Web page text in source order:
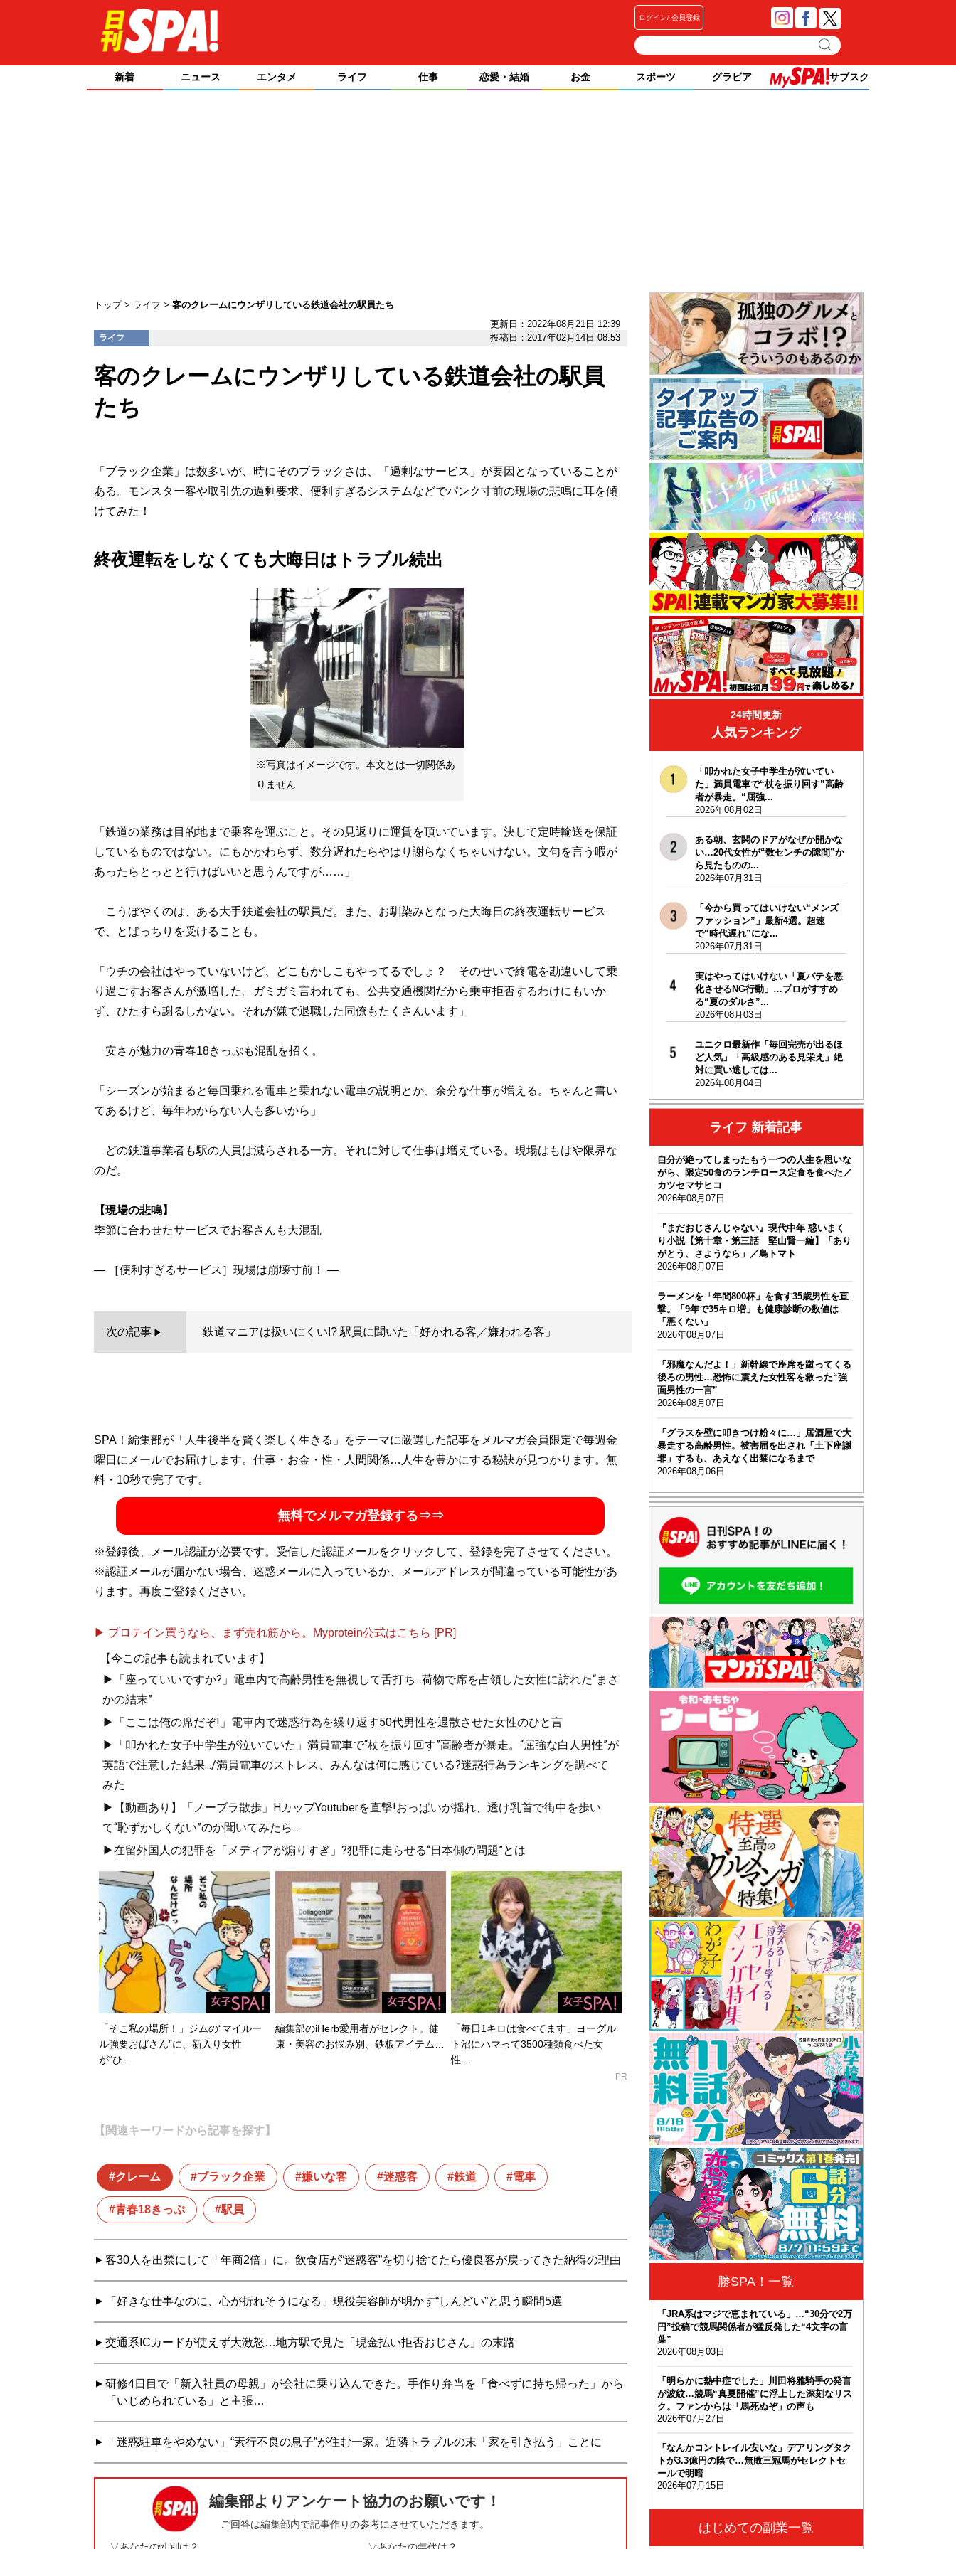
ログイン 会員登録
新着 ニュース エンタメ ライフ 仕事 恋愛・結婚 お金 スポーツ グラビア サブスク
トップ ライフ
客のクレームにウンザリしている鉄道会社の駅員たち
更新日：2022年08月21日 12:39
ライフ 投稿日：2017年02月14日 08:53
客のクレームにウンザリしている鉄道会社の駅員
たち
「ブラック企業」は数多いが、時にそのブラックさは、「過剰なサービス」が要因となっていることが
ある。モンスター客や取引先の過剰要求、便利すぎるシステムなどでパンク寸前の現場の悲鳴に耳を傾
けてみた！
終夜運転をしなくても大晦日はトラブル続出
※写真はイメージです。本文とは一切関係あ
りません
「鉄道の業務は目的地まで乗客を運ぶこと。その見返りに運賃を頂いています。決して定時輸送を保証
しているものではない。にもかかわらず、数分遅れたらやはり謝らなくちゃいけない。文句を言う暇が
あったらとっとと行けばいいと思うんですが……」
こうぼやくのは、ある大手鉄道会社の駅員だ。また、お馴染みとなった大晦日の終夜運転サービス
で、とばっちりを受けることも。
「ウチの会社はやっていないけど、どこもかしこもやってるでしょ？ そのせいで終電を勘違いして乗
り過ごすお客さんが激増した。ガミガミ言われても、公共交通機関だから乗車拒否するわけにもいか
ず、ひたすら謝るしかない。それが嫌で退職した同僚もたくさんいます」
安さが魅力の青春18きっぷも混乱を招く。
「シーズンが始まると毎回乗れる電車と乗れない電車の説明とか、余分な仕事が増える。ちゃんと書い
てあるけど、毎年わからない人も多いから」
どの鉄道事業者も駅の人員は減らされる一方。それに対して仕事は増えている。現場はもはや限界な
のだ。
【現場の悲鳴】
季節に合わせたサービスでお客さんも大混乱
― ［便利すぎるサービス］現場は崩壊寸前！ ―
次の記事 鉄道マニアは扱いにくい!? 駅員に聞いた「好かれる客／嫌われる客」
SPA！編集部が「人生後半を賢く楽しく生きる」をテーマに厳選した記事をメルマガ会員限定で毎週金
曜日にメールでお届けします。仕事・お金・性・人間関係…人生を豊かにする秘訣が見つかります。無
料・10秒で完了です。
無料でメルマガ登録する⇒⇒
※登録後、メール認証が必要です。受信した認証メールをクリックして、登録を完了させてください。
※認証メールが届かない場合、迷惑メールに入っているか、メールアドレスが間違っている可能性があ
ります。再度ご登録ください。
▶ プロテイン買うなら、まず売れ筋から。Myprotein公式はこちら [PR]
【今この記事も読まれています】
▶「座っていいですか?」電車内で高齢男性を無視して舌打ち...荷物で席を占領した女性に訪れた“まさ
かの結末”
▶「ここは俺の席だぞ!」電車内で迷惑行為を繰り返す50代男性を退散させた女性のひと言
▶「叩かれた女子中学生が泣いていた」満員電車で“杖を振り回す”高齢者が暴走。“屈強な白人男性”が
英語で注意した結果.../満員電車のストレス、みんなは何に感じている?迷惑行為ランキングを調べて
みた
▶【動画あり】「ノーブラ散歩」HカップYoutuberを直撃!おっぱいが揺れ、透け乳首で街中を歩い
て“恥ずかしくない”のか聞いてみたら...
▶在留外国人の犯罪を「メディアが煽りすぎ」?犯罪に走らせる“日本側の問題”とは
「そこ私の場所！」ジムの“マイルー
ル強要おばさん”に、新入り女性
が“ひ…
編集部のiHerb愛用者がセレクト。健
康・美容のお悩み別、鉄板アイテム…
「毎日1キロは食べてます」ヨーグル
ト沼にハマって3500種類食べた女
性…
PR
【関連キーワードから記事を探す】
クレーム ブラック企業 嫌いな客 迷惑客 鉄道 電車
青春18きっぷ 駅員
客30人を出禁にして「年商2倍」に。飲食店が“迷惑客”を切り捨てたら優良客が戻ってきた納得の理由
「好きな仕事なのに、心が折れそうになる」現役美容師が明かす“しんどい”と思う瞬間5選
交通系ICカードが使えず大激怒…地方駅で見た「現金払い拒否おじさん」の末路
研修4日目で「新入社員の母親」が会社に乗り込んできた。手作り弁当を「食べずに持ち帰った」から
「いじめられている」と主張…
「迷惑駐車をやめない」“素行不良の息子”が住む一家。近隣トラブルの末「家を引き払う」ことに
24時間更新
人気ランキング
「叩かれた女子中学生が泣いてい
た」満員電車で“杖を振り回す”高齢
者が暴走。“屈強...
2026年08月02日
ある朝、玄関のドアがなぜか開かな
い…20代女性が“数センチの隙間”か
ら見たものの...
2026年07月31日
「今から買ってはいけない“メンズ
ファッション”」最新4選。超速
で“時代遅れ”にな...
2026年07月31日
実はやってはいけない「夏バテを悪
化させるNG行動」…プロがすすめ
る“夏のダルさ”...
2026年08月03日
ユニクロ最新作「毎回完売が出るほ
ど人気」「高級感のある見栄え」絶
対に買い逃しては...
2026年08月04日
ライフ 新着記事
自分が絶ってしまったもう一つの人生を思いな
がら、限定50食のランチロース定食を食べた／
カツセマサヒコ
2026年08月07日
『まだおじさんじゃない』現代中年 惑いまく
り小説【第十章・第三話 堅山賢一編】「あり
がとう、さようなら」／鳥トマト
2026年08月07日
ラーメンを「年間800杯」を食す35歳男性を直
撃。「9年で35キロ増」も健康診断の数値は
「悪くない」
2026年08月07日
「邪魔なんだよ！」新幹線で座席を蹴ってくる
後ろの男性…恐怖に震えた女性客を救った“強
面男性の一言”
2026年08月07日
「グラスを壁に叩きつけ粉々に…」居酒屋で大
暴走する高齢男性。被害届を出され「土下座謝
罪」するも、あえなく出禁になるまで
2026年08月06日
勝SPA！一覧
「JRA系はマジで恵まれている」…“30分で2万
円”投稿で競馬関係者が猛反発した“4文字の言
葉”
2026年08月03日
「明らかに熱中症でした」川田将雅騎手の発言
が波紋…競馬“真夏開催”に浮上した深刻なリス
ク。ファンからは「馬死ぬぞ」の声も
2026年07月27日
「なんかコントレイル安いな」デアリングタク
トが3.3億円の陰で…無敗三冠馬がセレクトセ
ールで明暗
2026年07月15日
はじめての副業一覧